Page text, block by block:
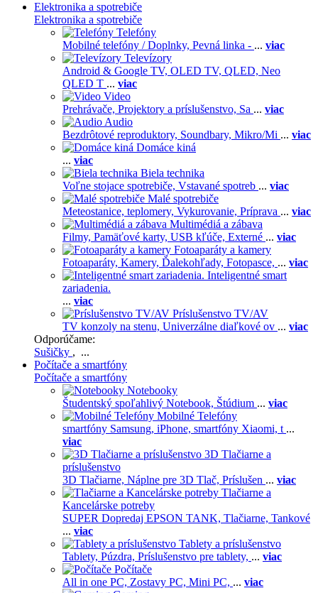
Elektronika a spotrebiče
Elektronika a spotrebiče
Telefóny
Mobilné telefóny / Doplnky, Pevná linka - ... viac
Televízory
Android & Google TV, OLED TV, QLED, Neo
QLED T ... viac
Video
Prehrávače, Projektory a príslušenstvo, Sa ... viac
Audio
Bezdrôtové reproduktory, Soundbary, Mikro/Mi ... viac
Domáce kiná
... viac
Biela technika
Voľne stojace spotrebiče, Vstavané spotreb ... viac
Malé spotrebiče
Meteostanice, teplomery, Vykurovanie, Príprava ... viac
Multimédiá a zábava
Filmy, Pamäťové karty, USB kľúče, Externé ... viac
Fotoaparáty a kamery
Fotoaparáty, Kamery, Ďalekohľady, Fotopasce, ... viac
Inteligentné smart
zariadenia.
... viac
Príslušenstvo TV/AV
TV konzoly na stenu, Univerzálne diaľkové ov ... viac
Odporúčame:
Sušičky , ...
Počítače a smartfóny
Počítače a smartfóny
Notebooky
Študentský spoľahlivý Notebook, Štúdium ... viac
Mobilné Telefóny
smartfóny Samsung, iPhone, smartfóny Xiaomi, t ...
viac
3D Tlačiarne a
príslušenstvo
3D Tlačiarne, Náplne pre 3D Tlač, Príslušen ... viac
Tlačiarne a
Kancelárske potreby
SUPER Dopredaj EPSON TANK, Tlačiarne, Tankové
... viac
Tablety a príslušenstvo
Tablety, Púzdra, Príslušenstvo pre tablety, ... viac
Počítače
All in one PC, Zostavy PC, Mini PC, ... viac